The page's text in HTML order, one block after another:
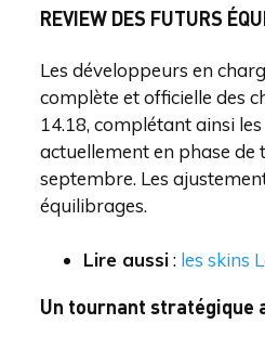
REVIEW DES FUTURS
Les développeurs en
complète et officielle des
14.18, complétant ainsi
actuellement en phase de
septembre. Les
équilibrages.
Lire aussi: les skins
Un tournant stratégique